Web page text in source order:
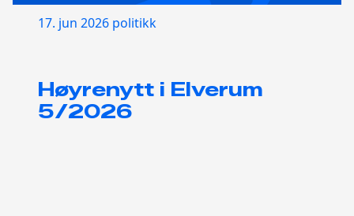
17. jun 2026 politikk
Høyrenytt i Elverum
5/2026